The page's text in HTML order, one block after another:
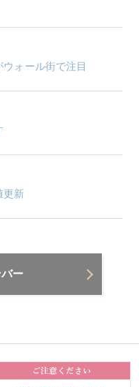
ォール街で注目
更新
ー